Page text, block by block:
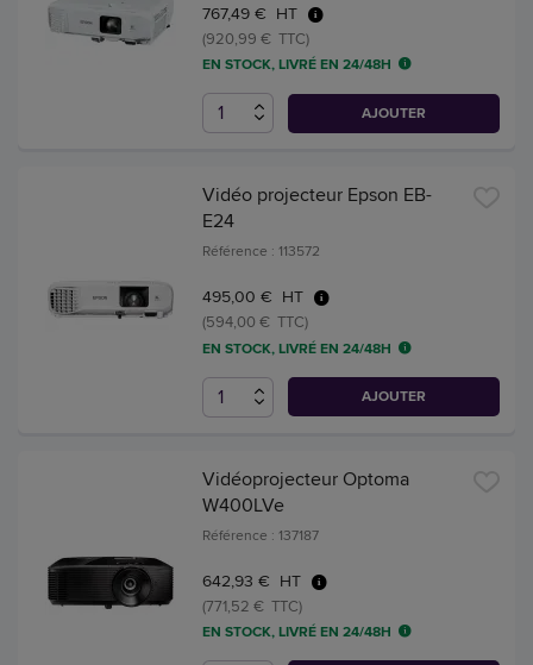
767,49 € HT
(920,99 € TTC)
EN STOCK, LIVRÉ EN 24/48H
AJOUTER
Vidéo projecteur Epson EB-
E24
Référence : 113572
495,00 € HT
(594,00 € TTC)
EN STOCK, LIVRÉ EN 24/48H
AJOUTER
Vidéoprojecteur Optoma
W400LVe
Référence : 137187
642,93 € HT
(771,52 € TTC)
EN STOCK, LIVRÉ EN 24/48H